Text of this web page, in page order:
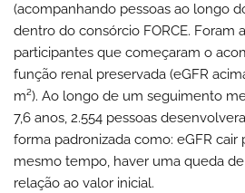
(acompanhando pessoas ao longo
dentro do consórcio FORCE. Foram
participantes que começaram o
função renal preservada (eGFR
m²). Ao longo de um seguimento
7,6 anos, 2.554 pessoas
forma padronizada como: eGFR cair
mesmo tempo, haver uma queda
relação ao valor inicial.